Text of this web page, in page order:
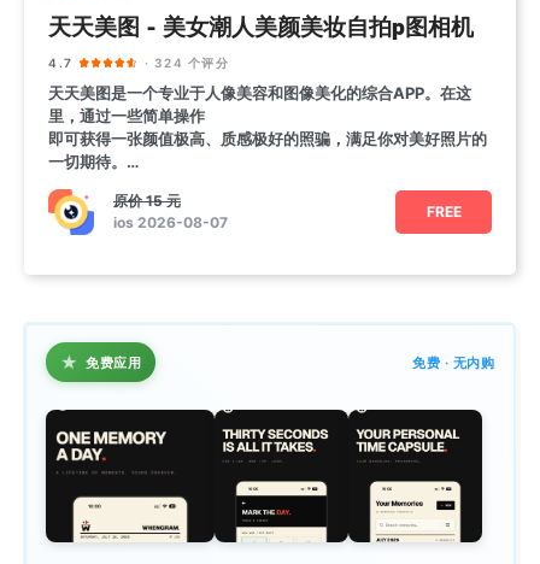
天天美图 - 美女潮人美颜美妆自拍p图相机
4.7 · 324 个评分
天天美图是一个专业于人像美容和图像美化的综合APP。在这
里，通过一些简单操作
即可获得一张颜值极高、质感极好的照骗，满足你对美好照片的
一切期待。
【美颜】
•一键美颜：智
原价15 元
ios 2026-08-07
FREE
★ 免费应用 免费 · 无内购